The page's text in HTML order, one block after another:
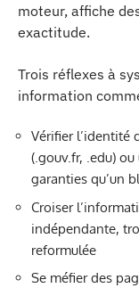
moteur, affiche
exactitude.
Trois réflexes à
information
Vérifier l’identité
(.gouv.fr, .edu)
garanties qu’un
Croiser
indépendante,
reformulée
Se méfier des